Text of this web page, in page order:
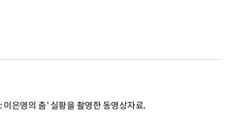
은영의 춤' 실황을 촬영한 동영상자료.